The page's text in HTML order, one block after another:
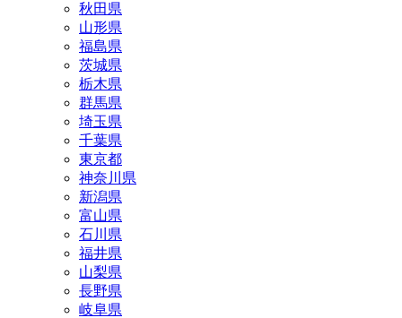
秋田県
山形県
福島県
茨城県
栃木県
群馬県
埼玉県
千葉県
東京都
神奈川県
新潟県
富山県
石川県
福井県
山梨県
長野県
岐阜県